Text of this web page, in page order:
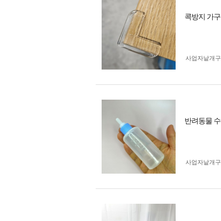
콕방지 가
사업자 낱개
반려동물
사업자 낱개